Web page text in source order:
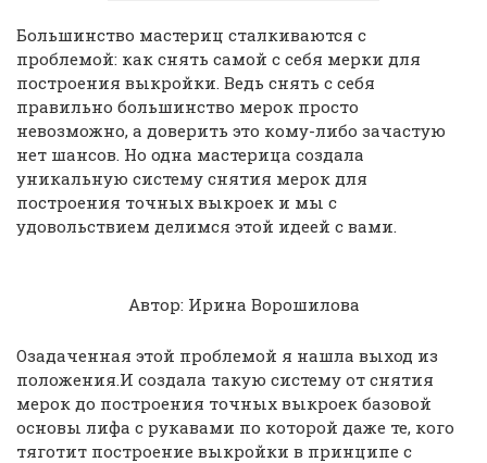
Большинство мастериц сталкиваются с
проблемой: как снять самой с себя мерки для
построения выкройки. Ведь снять с себя
правильно большинство мерок просто
невозможно, а доверить это кому-либо зачастую
нет шансов. Но одна мастерица создала
уникальную систему снятия мерок для
построения точных выкроек и мы с
удовольствием делимся этой идеей с вами.
Автор: Ирина Ворошилова
Озадаченная этой проблемой я нашла выход из
положения.И создала такую систему от снятия
мерок до построения точных выкроек базовой
основы лифа с рукавами по которой даже те, кого
тяготит построение выкройки в принципе с